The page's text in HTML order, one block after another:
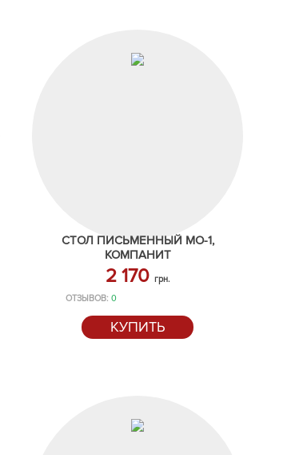
СТОЛ ПИСЬМЕННЫЙ МО-1,
КОМПАНИТ
2 170 грн.
ОТЗЫВОВ: 0
КУПИТЬ